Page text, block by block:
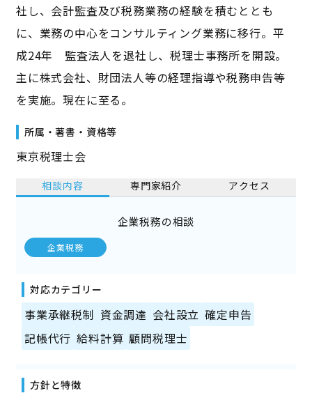
社し、会計監査及び税務業務の経験を積むととも
に、業務の中心をコンサルティング業務に移行。平
成24年 監査法人を退社し、税理士事務所を開設。
主に株式会社、財団法人等の経理指導や税務申告等
を実施。現在に至る。
所属・著書・資格等
東京税理士会
相談内容 専門家紹介 アクセス
企業税務の相談
企業税務
対応カテゴリー
事業承継税制 資金調達 会社設立 確定申告
記帳代行 給料計算 顧問税理士
方針と特徴